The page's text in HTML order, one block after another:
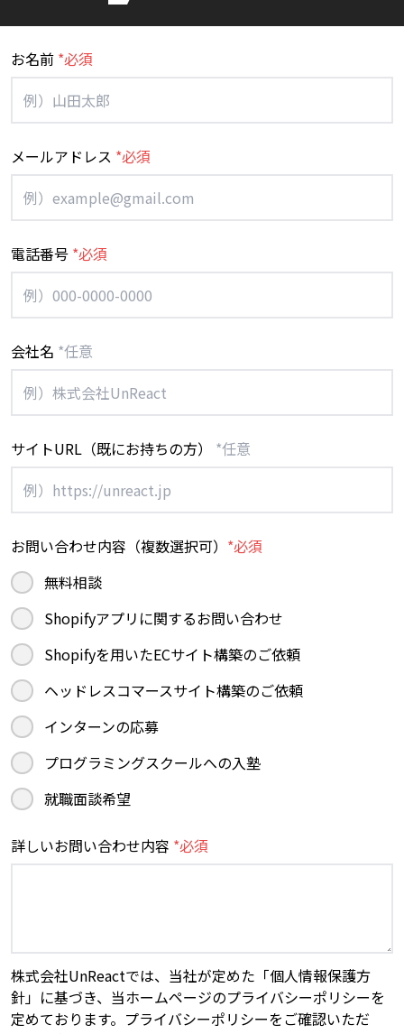
お名前 *必須
メールアドレス *必須
電話番号 *必須
会社名 *任意
サイトURL（既にお持ちの方） *任意
お問い合わせ内容（複数選択可） *必須
無料相談
Shopifyアプリに関するお問い合わせ
Shopifyを用いたECサイト構築のご依頼
ヘッドレスコマースサイト構築のご依頼
インターンの応募
プログラミングスクールへの入塾
就職面談希望
詳しいお問い合わせ内容 *必須
株式会社UnReactでは、当社が定めた「個人情報保護方
針」に基づき、当ホームページのプライバシーポリシーを
定めております。プライバシーポリシーをご確認いただ